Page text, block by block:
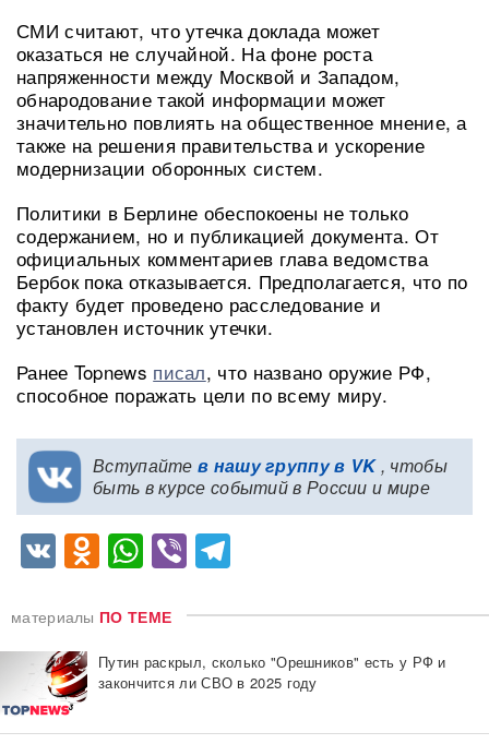
СМИ считают, что утечка доклада может
оказаться не случайной. На фоне роста
напряженности между Москвой и Западом,
обнародование такой информации может
значительно повлиять на общественное мнение, а
также на решения правительства и ускорение
модернизации оборонных систем.
Политики в Берлине обеспокоены не только
содержанием, но и публикацией документа. От
официальных комментариев глава ведомства
Бербок пока отказывается. Предполагается, что по
факту будет проведено расследование и
установлен источник утечки.
Ранее Topnews писал, что названо оружие РФ,
способное поражать цели по всему миру.
Вступайте в нашу группу в VK, чтобы
быть в курсе событий в России и мире
VKOdnoklassniki
WhatsApp
Viber
материалы ПО ТЕМЕ
Путин раскрыл, сколько "Орешников" есть у РФ и
закончится ли СВО в 2025 году